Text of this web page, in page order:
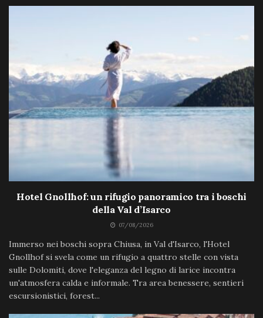
Hotel Gnollhof: un rifugio panoramico tra i boschi
della Val d’Isarco
07/08/2026
Immerso nei boschi sopra Chiusa, in Val d'Isarco, l'Hotel
Gnollhof si svela come un rifugio a quattro stelle con vista
sulle Dolomiti, dove l'eleganza del legno di larice incontra
un'atmosfera calda e informale. Tra area benessere, sentieri
escursionistici, forest...